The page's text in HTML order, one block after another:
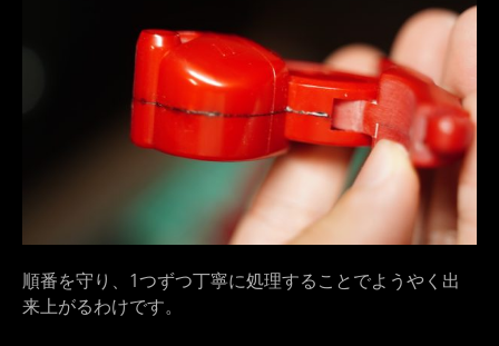
順番を守り、1つずつ丁寧に処理することでようやく出
来上がるわけです。